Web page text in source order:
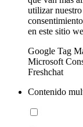
utilizar
en este sitio
Google Tag
Microsoft
Freshchat
Contenido